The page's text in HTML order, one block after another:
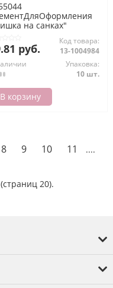
на санках"
руб.
Код товара:
13-1004984
Упаковка:
10 шт.
В корзину
8 9 10 11 ....
20).